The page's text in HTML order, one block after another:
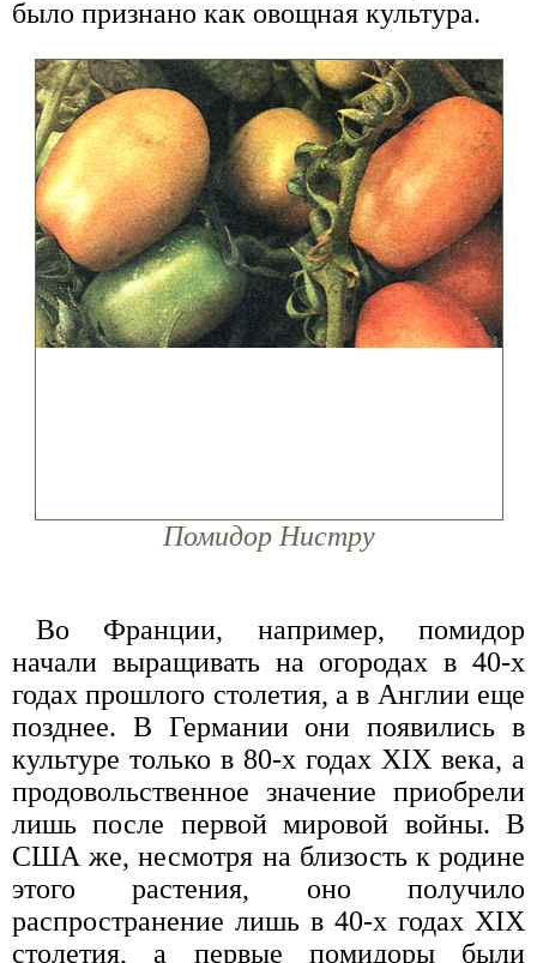
было признано как овощная культура.
Помидор Нистру
Во Франции, например, помидор
начали выращивать на огородах в 40-х
годах прошлого столетия, а в Англии еще
позднее. В Германии они появились в
культуре только в 80-х годах XIX века, а
продовольственное значение приобрели
лишь после первой мировой войны. В
США же, несмотря на близость к родине
этого растения, оно получило
распространение лишь в 40-х годах XIX
столетия, а первые помидоры были